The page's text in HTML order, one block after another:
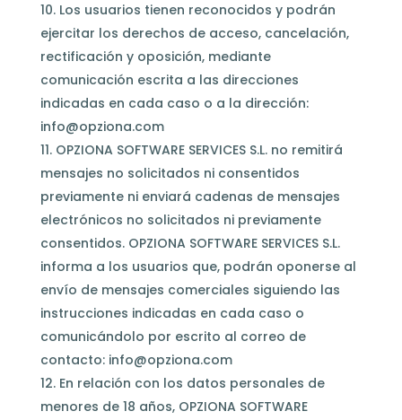
Los usuarios tienen reconocidos y podrán
ejercitar los derechos de acceso, cancelación,
rectificación y oposición, mediante
comunicación escrita a las direcciones
indicadas en cada caso o a la dirección:
info@opziona.com
OPZIONA SOFTWARE SERVICES S.L. no remitirá
mensajes no solicitados ni consentidos
previamente ni enviará cadenas de mensajes
electrónicos no solicitados ni previamente
consentidos. OPZIONA SOFTWARE SERVICES S.L.
informa a los usuarios que, podrán oponerse al
envío de mensajes comerciales siguiendo las
instrucciones indicadas en cada caso o
comunicándolo por escrito al correo de
contacto: info@opziona.com
En relación con los datos personales de
menores de 18 años, OPZIONA SOFTWARE